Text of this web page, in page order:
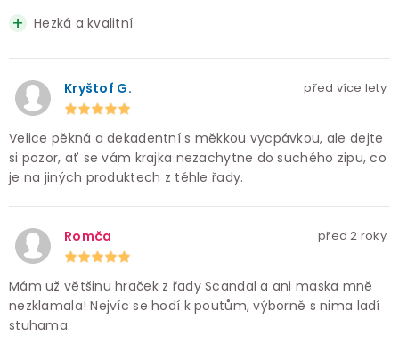
Hezká a kvalitní
Kryštof G. před více lety
Velice pěkná a dekadentní s měkkou vycpávkou, ale dejte
si pozor, ať se vám krajka nezachytne do suchého zipu, co
je na jiných produktech z téhle řady.
Romča před 2 roky
Mám už většinu hraček z řady Scandal a ani maska mně
nezklamala! Nejvíc se hodí k poutům, výborně s nima ladí
stuhama.